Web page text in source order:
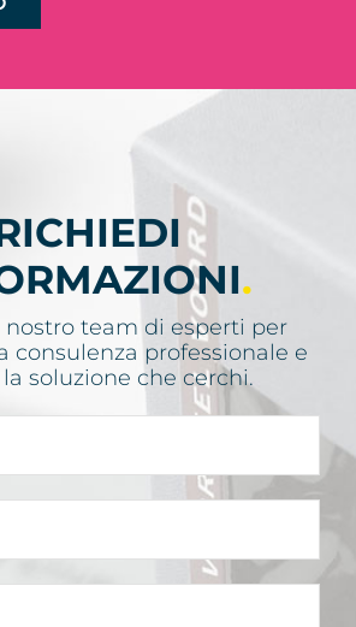
.
team di esperti per
consulenza professionale e
soluzione che cerchi.